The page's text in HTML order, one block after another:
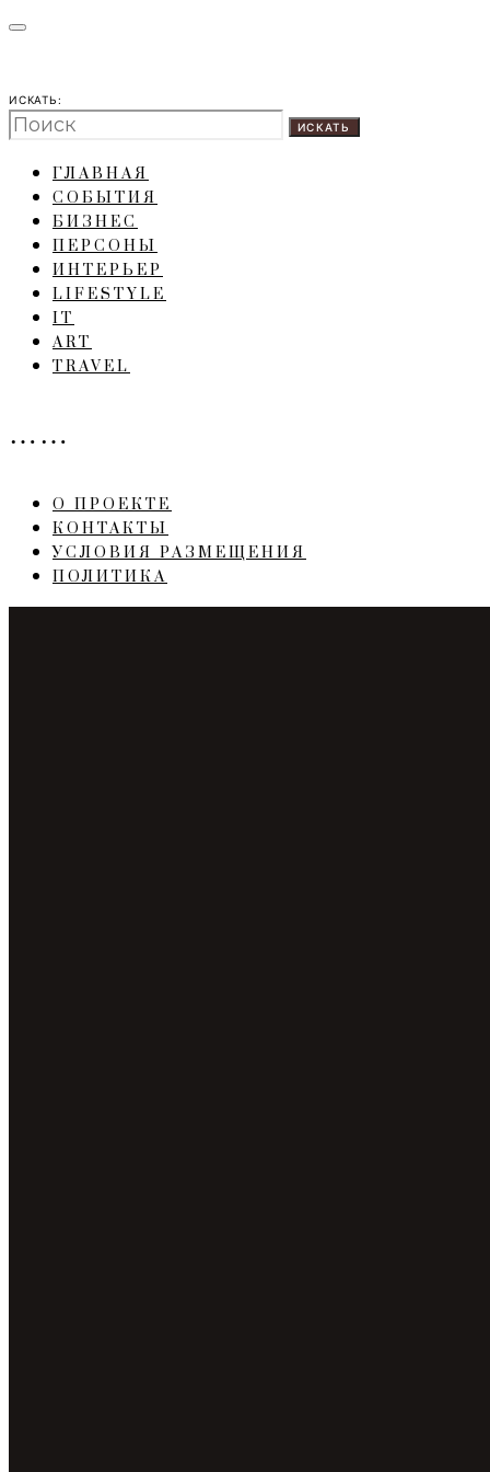
ИСКАТЬ:
ИСКАТЬ
ГЛАВНАЯ
СОБЫТИЯ
БИЗНЕС
ПЕРСОНЫ
ИНТЕРЬЕР
LIFESTYLE
IT
ART
TRAVEL
……
О ПРОЕКТЕ
КОНТАКТЫ
УСЛОВИЯ РАЗМЕЩЕНИЯ
ПОЛИТИКА